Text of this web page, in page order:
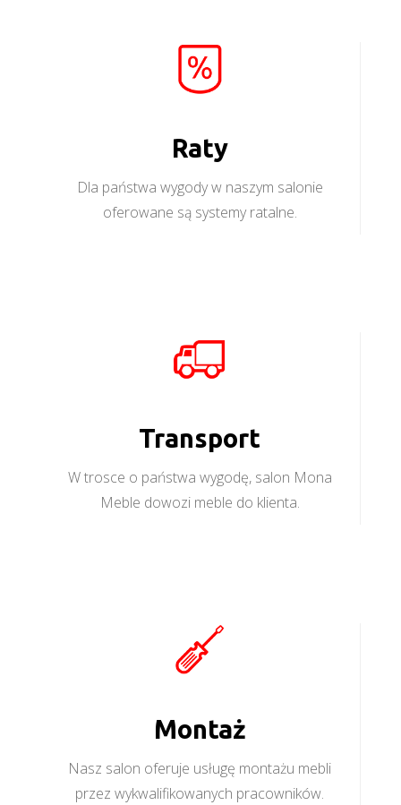
Raty
Dla państwa wygody w naszym salonie
oferowane są systemy ratalne.
Transport
W trosce o państwa wygodę, salon Mona
Meble dowozi meble do klienta.
Montaż
Nasz salon oferuje usługę montażu mebli
przez wykwalifikowanych pracowników.